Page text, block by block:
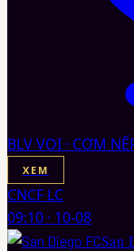
BLV VOI · CƠM
XEM
CNCF LC
09:10 · 10-08
San